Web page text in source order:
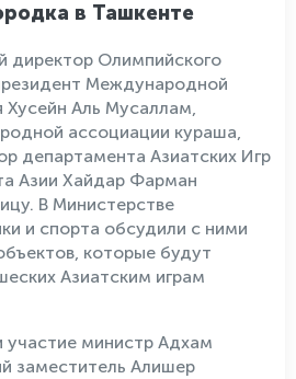
в Ташкенте
директор Олимпийского
Международной
Хусейн Аль Мусаллам,
ассоциации кураша,
департамента Азиатских Игр
Азии Хайдар Фарман
В Министерстве
и спорта обсудили с ними
которые будут
Азиатским играм
участие министр Адхам
заместитель Алишер